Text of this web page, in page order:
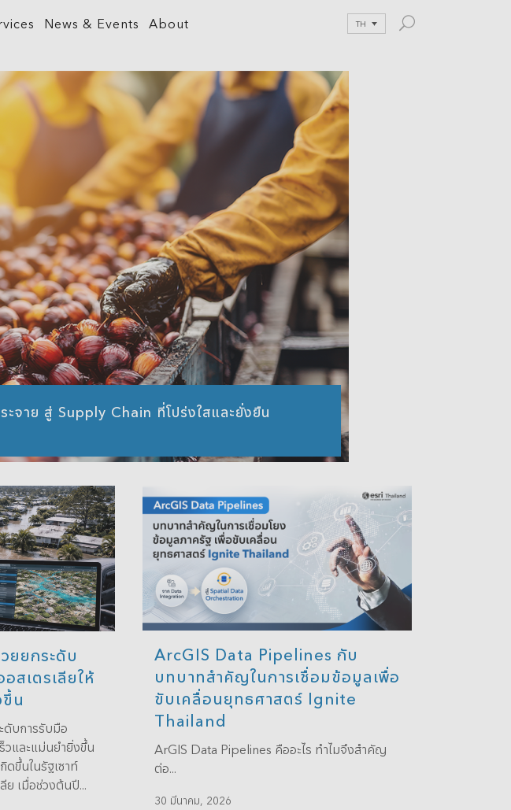
TH
Business Analyst
ArcGIS GeoBIM
Urban
Indoors
Mission
Retail
Smart City
Sustainable Development
Transportation
Telecommunications
Water
News & Events About
าย สู่ Supply Chain ที่โปร่งใสและยั่งยืน
ยยกระดับ
สเตรเลียให้
น
บการรับมือ
วและแม่นยำยิ่งขึ้น
ขึ้นในรัฐเซาท์
ย เมื่อช่วงต้นปี...
ArcGIS Data Pipelines กับ
บทบาทสำคัญในการเชื่อมข้อมูลเพื่อ
ขับเคลื่อนยุทธศาสตร์ Ignite
Thailand
ArGIS Data Pipelines คืออะไร ทำไมจึงสำคัญ
ต่อ...
30 มีนาคม, 2026